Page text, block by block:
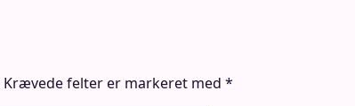
Krævede felter er markeret med *